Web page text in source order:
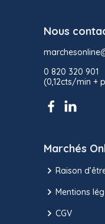
Nous
0 820 320 901
(0,12cts/min +
Marchés
Raison
Mentions
CGV